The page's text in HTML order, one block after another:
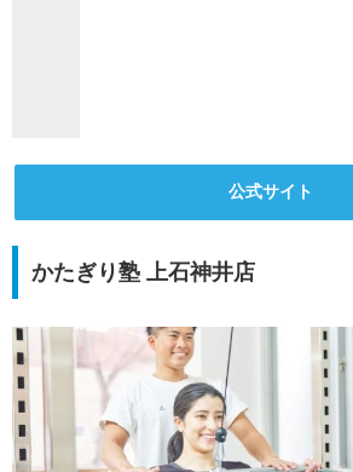
公式サイト
かたぎり塾 上石神井店